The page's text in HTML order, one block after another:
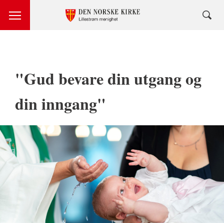
"Gud bevare din utgang og
din inngang"